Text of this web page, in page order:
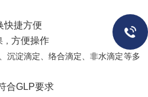
快捷方便
，方便操作
沉淀滴定、络合滴定、非水滴定等多
符合GLP要求